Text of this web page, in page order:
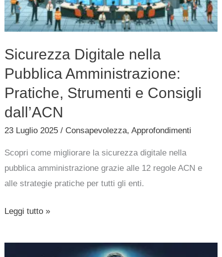
Sicurezza Digitale nella
Pubblica Amministrazione:
Pratiche, Strumenti e Consigli
dall’ACN
23 Luglio 2025/ Consapevolezza,Approfondimenti
Scopri come migliorare la sicurezza digitale nella
pubblica amministrazione grazie alle 12 regole ACN e
alle strategie pratiche per tutti gli enti.
Strumenti
e
dall’ACN
Leggi tutto »